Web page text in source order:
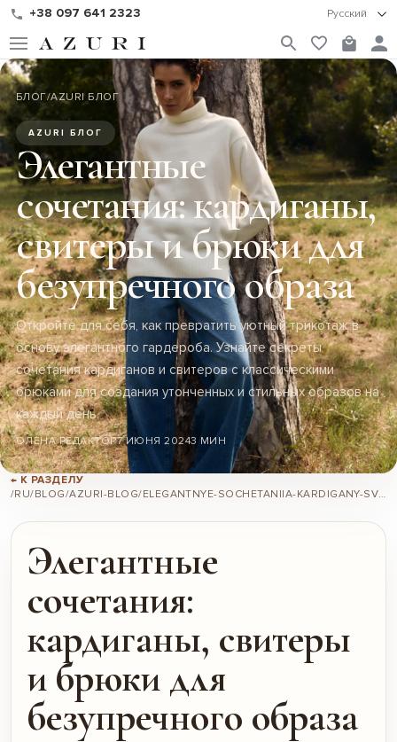
+38 097 641 2323 Русский
БЛОГ/AZURI БЛОГ
AZURI БЛОГ
Элегантные
сочетания: кардиганы,
свитеры и брюки для
безупречного образа
Откройте для себя, как превратить уютный трикотаж в
основу элегантного гардероба. Узнайте секреты
сочетания кардиганов и свитеров с классическими
брюками для создания утонченных и стильных образов на
каждый день.
ОЛЕНА РЕДАКТОР7 ИЮНЯ 20243 МИН
← К РАЗДЕЛУ
/RU/BLOG/AZURI-BLOG/ELEGANTNYE-SOCHETANIIA-KARDIGANY-SVITERY-I-BRIUKI-DLIA-BEZUPRECHNOGO-OBRAZA/
Элегантные
сочетания:
кардиганы, свитеры
и брюки для
безупречного образа